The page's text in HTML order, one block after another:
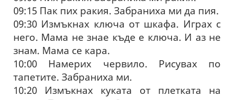
09:15 Пак пих ракия. Забраниха ми да пия.
09:30 Измъкнах ключа от шкафа. Играх с
него. Мама не знае къде е ключа. И аз не
знам. Мама се кара.
10:00 Намерих червило. Рисувах по
тапетите. Забраниха ми.
10:20 Измъкнах куката от плетката на